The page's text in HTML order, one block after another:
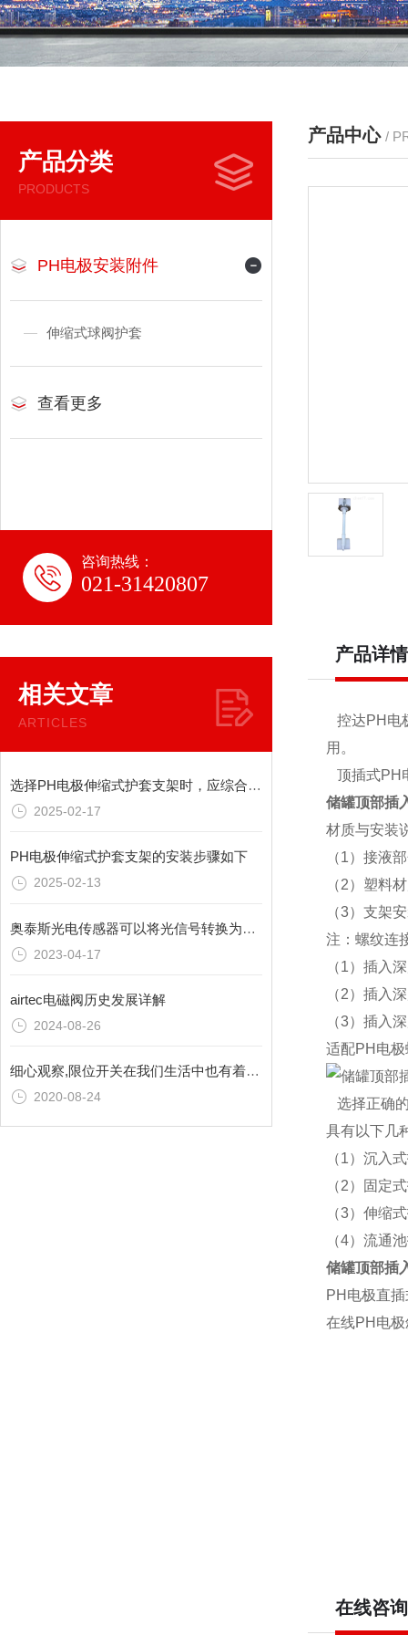
产品分类
PRODUCTS
PH电极安装附件
伸缩式球阀护套
查看更多
咨询热线：
021-31420807
相关文章
ARTICLES
选择PH电极伸缩式护套支架时，应综合考虑以下因素
2025-02-17
PH电极伸缩式护套支架的安装步骤如下
2025-02-13
奥泰斯光电传感器可以将光信号转换为电信号
2023-04-17
airtec电磁阀历史发展详解
2024-08-26
细心观察,限位开关在我们生活中也有着广泛运用
2020-08-24
产品中心 /
产品详情
控达PH电
用。
顶插式PH
储罐顶部插
材质与安装
（1）接液
（2）塑料
（3）支架
注：螺纹连
（1）插入
（2）插入
（3）插入
适配PH电
选择正确
具有以下几
（1）沉入
（2）固定
（3）伸缩
（4）流通
储罐顶部插
PH电极直
在线PH电
在线咨询